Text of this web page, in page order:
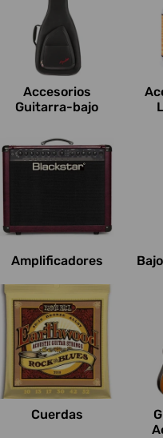
e
s
:
Accesorios
Guitarra-bajo
Amplificadores
Cuerdas